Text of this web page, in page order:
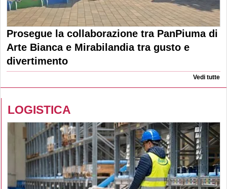
Prosegue la collaborazione tra PanPiuma di
Arte Bianca e Mirabilandia tra gusto e
divertimento
Vedi tutte
LOGISTICA